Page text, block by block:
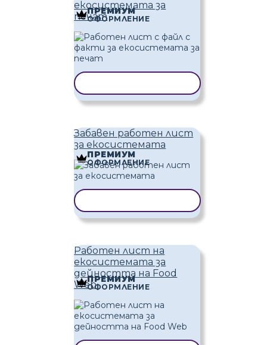
екосистемата за
печат
ПРЕМИУМ
ОФОРМЛЕНИЕ
Забавен работен лист
за екосистемата
ПРЕМИУМ
ОФОРМЛЕНИЕ
Работен лист на
екосистемата за
дейността на Food
Web
ПРЕМИУМ
ОФОРМЛЕНИЕ